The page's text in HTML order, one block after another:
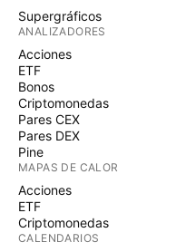
Supergráficos
ANALIZADORES
Acciones
ETF
Bonos
Criptomonedas
Pares CEX
Pares DEX
Pine
MAPAS DE CALOR
Acciones
ETF
Criptomonedas
CALENDARIOS